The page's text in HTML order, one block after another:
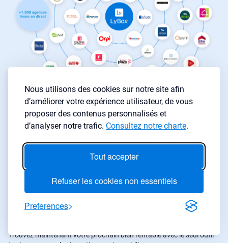
Nous utilisons des cookies sur notre site afin
d’améliorer votre expérience utilisateur, de vous
proposer des contenus personnalisés et
d’analyser notre trafic. Consultez notre charte.
Tout accepter
Refuser les cookies non essentiels
Preferences
Une application pour l’investissement immobilier et la recherche ?
Votre recherche immobilière peut maintenant commencer. Notre
agrégateur d’annonces immobilières sélectionne pour vous les
annonces correspondants à vos critères. Retrouvez les résultats
LyBox met à votre disposition un agrégateur d'annonces
immobilières qui vous permet de rechercher les annonces de plus
Trouvez maintenant votre prochain bien rentable avec le seul outil